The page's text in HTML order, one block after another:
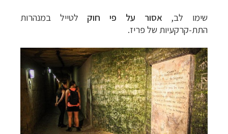
שימו לב, אסור על פי חוק לטייל במנהרות
התת-קרקעיות של פריז.